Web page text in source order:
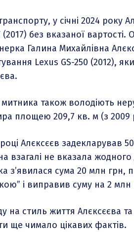
у січні 2024 року
(2017) без вказаної
Галина Михайлівна
Lexus GS-250 (2012),
митника також володіють
площею 209,7 кв. м (з 2009
Алєксєєв задекларував
взагалі не вказала
з’явилася сума 20 млн
і виправив суму на 2 млн
на стиль життя Алєксєєва
ще чимало цікавих фактів.